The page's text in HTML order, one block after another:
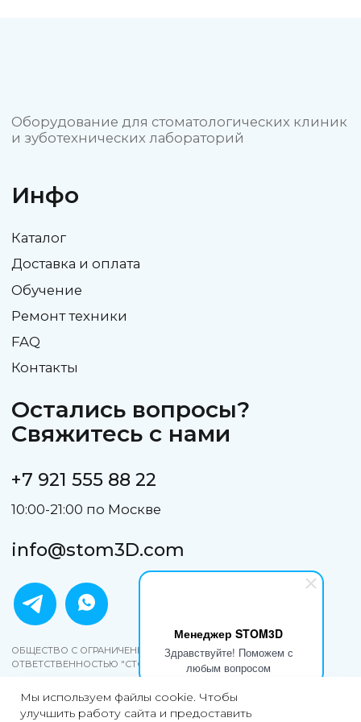
Менеджер STOM3D
Здравствуйте! Поможем с
любым вопросом
Мы используем файлы cookie. Чтобы
улучшить работу сайта и предоставить